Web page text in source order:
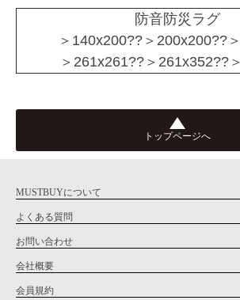
防音防災ラグ
＞140x200??＞200x200??
＞261x261??＞261x352??
トップページへ
MUSTBUYについて
よくある質問
お問い合わせ
会社概要
会員規約